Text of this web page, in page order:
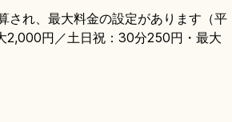
され、最大料金の設定があります（平
2,000円／土日祝：30分250円・最大